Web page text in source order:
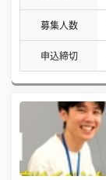
募集人数
申込締切